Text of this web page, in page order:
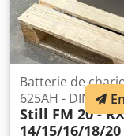
Crown SC1018
EP 16CPNT
Caterpillar
GEX 18/20S Clark
J1.8XNT Komatsu
Nichiyu FBT15P-75
18 Yale ERP 16VT
disponibles sur
Batterie de
625AH - DIN B
Still FM 20 -
14/15/16/18/20